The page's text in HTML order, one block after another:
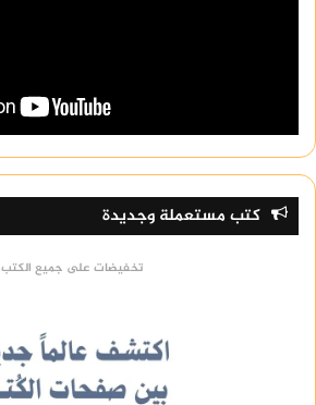
كتب مستعملة وجديدة
تخفيضات على جميع الكتب